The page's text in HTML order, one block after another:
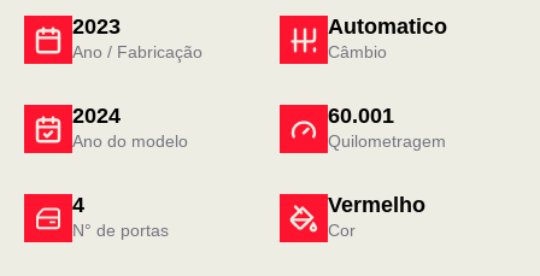
2023
Ano / Fabricação
Automatico
Câmbio
4
N° de portas
Vermelho
Cor
2024
Ano do modelo
60.001
Quilometragem